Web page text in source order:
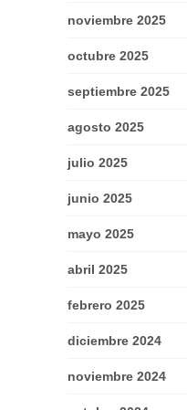
noviembre 2025
octubre 2025
septiembre 2025
agosto 2025
julio 2025
junio 2025
mayo 2025
abril 2025
febrero 2025
diciembre 2024
noviembre 2024